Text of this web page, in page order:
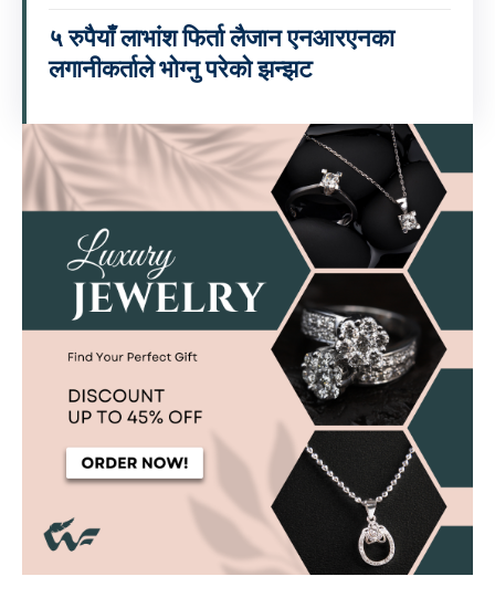
५ रुपैयाँ लाभांश फिर्ता लैजान एनआरएनका
लगानीकर्ताले भोग्नु परेको झन्झट